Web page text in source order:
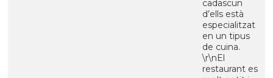
cadascun
d’ells està
especialitzat
en un tipus
de cuina.
\r\nEl
restaurant es